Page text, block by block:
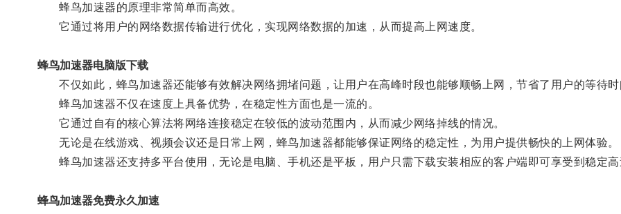
蜂鸟加速器的原理非常简单而高效。
它通过将用户的网络数据传输进行优化，实现网络数据的加速，从而提高上网速度。
蜂鸟加速器电脑版下载
不仅如此，蜂鸟加速器还能够有效解决网络拥堵问题，让用户在高峰时段也能够顺畅上网，节省了用户的等待时
蜂鸟加速器不仅在速度上具备优势，在稳定性方面也是一流的。
它通过自有的核心算法将网络连接稳定在较低的波动范围内，从而减少网络掉线的情况。
无论是在线游戏、视频会议还是日常上网，蜂鸟加速器都能够保证网络的稳定性，为用户提供畅快的上网体验。
蜂鸟加速器还支持多平台使用，无论是电脑、手机还是平板，用户只需下载安装相应的客户端即可享受到稳定高
蜂鸟加速器免费永久加速